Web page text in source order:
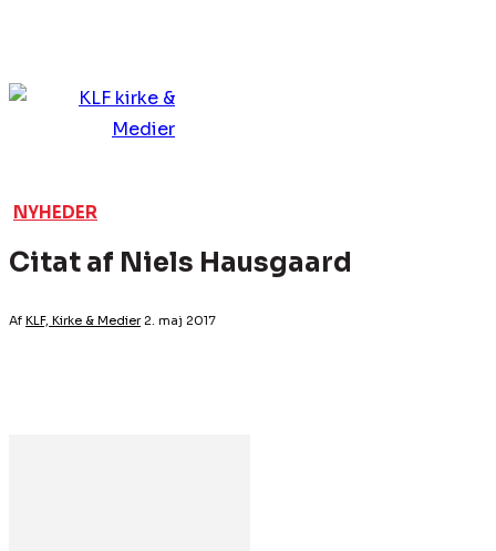
NYHEDER
Citat af Niels Hausgaard
Af KLF, Kirke & Medier 2. maj 2017